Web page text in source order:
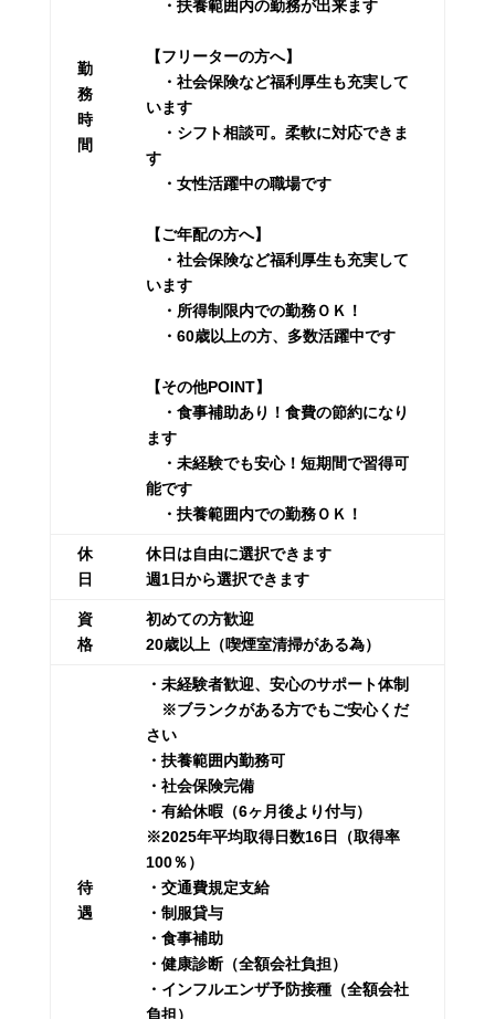
勤
務
時
間
・扶養範囲内の勤務が出来ます
【フリーターの方へ】
・社会保険など福利厚生も充実して
います
・シフト相談可。柔軟に対応できま
す
・女性活躍中の職場です
【ご年配の方へ】
・社会保険など福利厚生も充実して
います
・所得制限内での勤務ＯＫ！
・60歳以上の方、多数活躍中です
【その他POINT】
・食事補助あり！食費の節約になり
ます
・未経験でも安心！短期間で習得可
能です
・扶養範囲内での勤務ＯＫ！
休
日
休日は自由に選択できます
週1日から選択できます
資
格
初めての方歓迎
20歳以上（喫煙室清掃がある為）
待
遇
・未経験者歓迎、安心のサポート体制
※ブランクがある方でもご安心くだ
さい
・扶養範囲内勤務可
・社会保険完備
・有給休暇（6ヶ月後より付与）
※2025年平均取得日数16日（取得率
100％）
・交通費規定支給
・制服貸与
・食事補助
・健康診断（全額会社負担）
・インフルエンザ予防接種（全額会社
負担）